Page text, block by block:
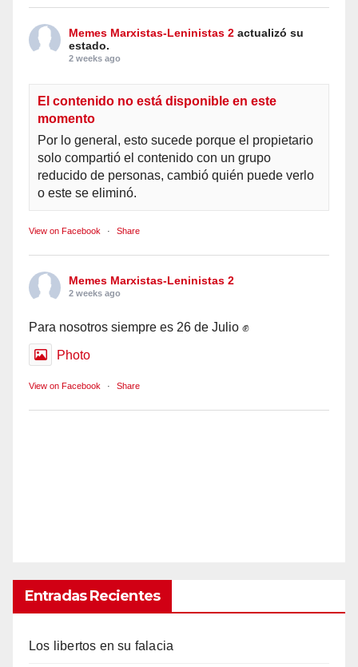
Memes Marxistas-Leninistas 2 actualizó su
estado.
2 weeks ago
El contenido no está disponible en este
momento
Por lo general, esto sucede porque el propietario
solo compartió el contenido con un grupo
reducido de personas, cambió quién puede verlo
o este se eliminó.
View on Facebook · Share
Memes Marxistas-Leninistas 2
2 weeks ago
Para nosotros siempre es 26 de Julio ✊
Photo
View on Facebook · Share
Entradas Recientes
Los libertos en su falacia